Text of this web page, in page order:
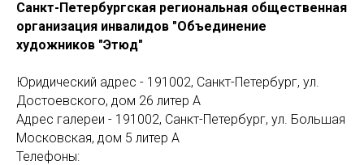
Санкт-Петербургская региональная общественная
организация инвалидов "Объединение
художников "Этюд"
Юридический адрес - 191002, Санкт-Петербург, ул.
Достоевского, дом 26 литер А
Адрес галереи - 191002, Санкт-Петербург, ул. Большая
Московская, дом 5 литер А
Телефоны: